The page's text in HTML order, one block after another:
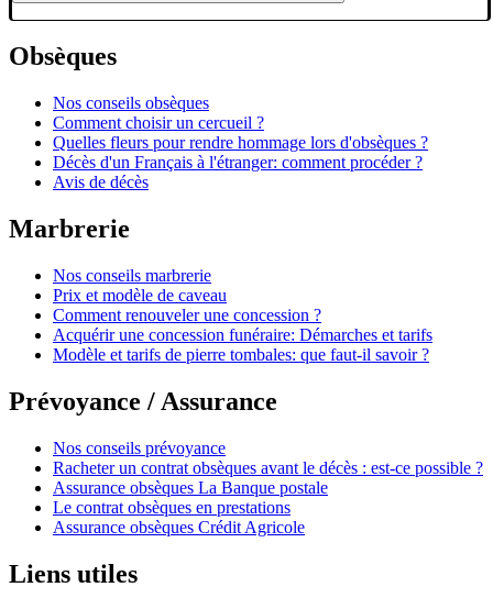
Obsèques
Nos conseils obsèques
Comment choisir un cercueil ?
Quelles fleurs pour rendre hommage lors d'obsèques ?
Décès d'un Français à l'étranger: comment procéder ?
Avis de décès
Marbrerie
Nos conseils marbrerie
Prix et modèle de caveau
Comment renouveler une concession ?
Acquérir une concession funéraire: Démarches et tarifs
Modèle et tarifs de pierre tombales: que faut-il savoir ?
Prévoyance / Assurance
Nos conseils prévoyance
Racheter un contrat obsèques avant le décès : est-ce possible ?
Assurance obsèques La Banque postale
Le contrat obsèques en prestations
Assurance obsèques Crédit Agricole
Liens utiles